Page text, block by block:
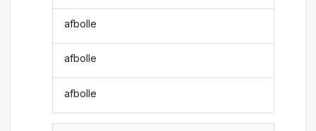
afbolle
afbolle
afbolle